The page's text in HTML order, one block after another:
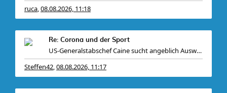
ruca,08.08.2026, 11:18
Re: Corona und der Sport
US-Generalstabschef Caine sucht angeblich Ausweg a
Steffen42,08.08.2026, 11:17